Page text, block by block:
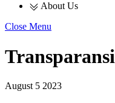
About Us
Close Menu
Transparansi
August 5 2023